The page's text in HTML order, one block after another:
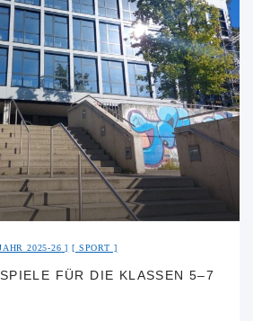
2025-26 SPORT
FÜR DIE KLASSEN 5–7